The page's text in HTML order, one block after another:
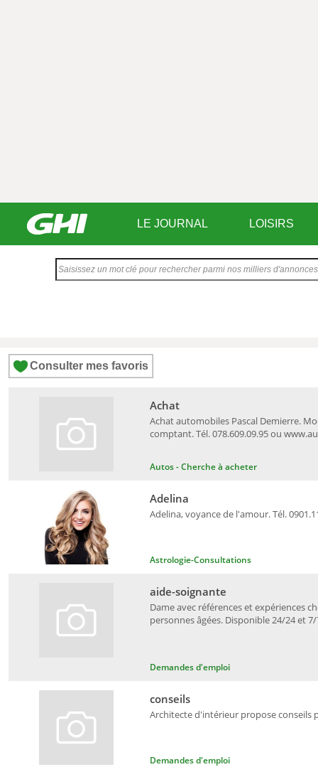
LE JOURNAL LOISIRS
Consulter mes favoris
Autos - Cherche à acheter
Achat automobiles Pascal Demierre.
comptant. Tél. 078.609.09.95 ou
Achat
Astrologie-Consultations
Adelina, voyance de l'amour. Tél.
Adelina
Demandes d'emploi
Dame avec références et expériences
personnes âgées. Disponible 24/24 et 7/
aide-soignante
Demandes d'emploi
Architecte d'intérieur propose conseils
conseils